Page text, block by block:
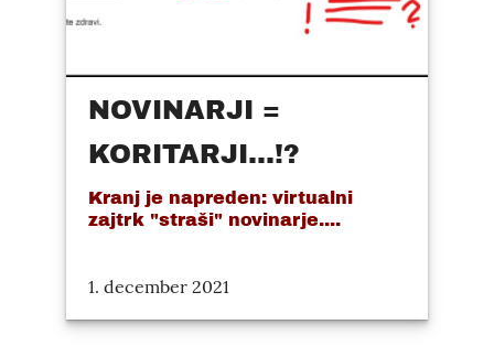
NOVINARJI =
KORITARJI...!?
Kranj je napreden: virtualni
zajtrk "straši" novinarje....
1. december 2021